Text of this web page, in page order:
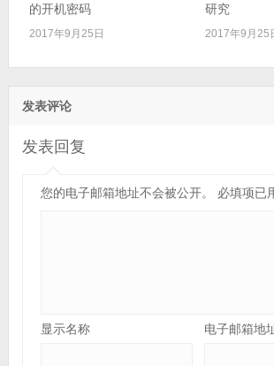
的开机密码
2017年9月25日
研究
2017年9月25
发表评论
发表回复
您的电子邮箱地址不会被公开。 必填项已
显示名称 电子邮箱地